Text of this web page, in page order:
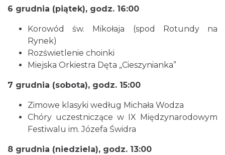
Cieszyn
6 grudnia (piątek), godz. 16:00
Korowód św. Mikołaja (spod Rotundy na
Rynek)
Rozświetlenie choinki
Miejska Orkiestra Dęta „Cieszynianka”
7 grudnia (sobota), godz. 15:00
Zimowe klasyki według Michała Wodza
Chóry uczestniczące w IX Międzynarodowym
Festiwalu im. Józefa Świdra
8 grudnia (niedziela), godz. 13:00